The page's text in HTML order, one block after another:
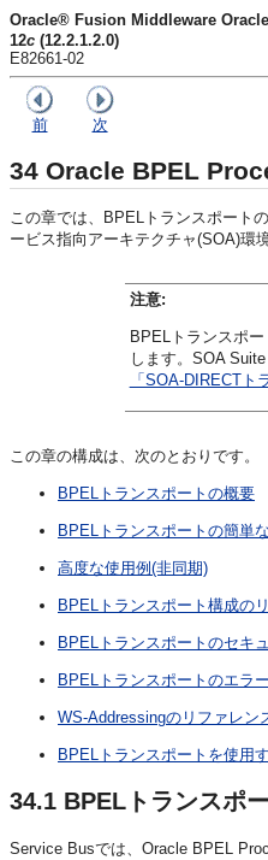
Oracle® Fusion Middleware
12c (12.2.1.2.0)
E82661-02
前 次
34 Oracle BPEL
この章では、BPELトランスポート
ービス指向アーキテクチャ(SOA)環
注意:
BPELトランスポ
します。SOA Suite
「SOA-DIRECTト
この章の構成は、次のとおりです。
BPELトランスポートの概要
BPELトランスポートの簡単
高度な使用例(非同期)
BPELトランスポート構成の
BPELトランスポートのセキ
BPELトランスポートのエラ
WS-Addressingのリファレン
BPELトランスポートを使用
34.1 BPELトランスポ
Service Busでは、Oracle BPEL